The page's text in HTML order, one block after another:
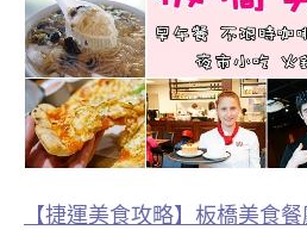
【捷運美食攻略】板橋美食